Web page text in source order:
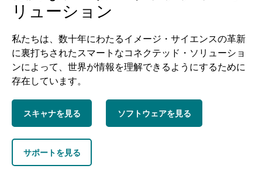
リューション
私たちは、数十年にわたるイメージ・サイエンスの革新
に裏打ちされたスマートなコネクテッド・ソリューショ
ンによって、世界が情報を理解できるようにするために
存在しています。
スキャナを見る ソフトウェアを見る
サポートを見る